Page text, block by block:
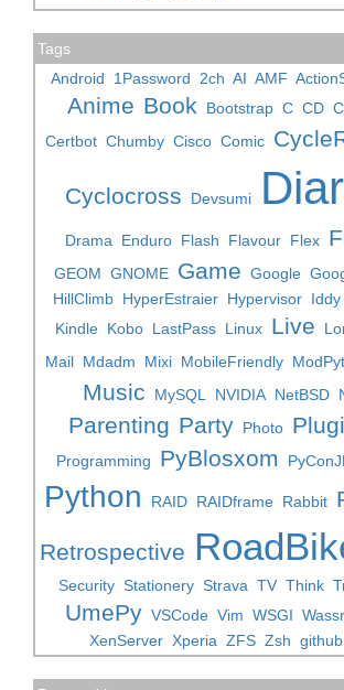
Tags
Android
1Password 2ch AI AMF
Anime Book Bootstrap C CD
Certbot Chumby Cisco Comic
Cyclocross Devsumi
Drama Enduro Flash Flavour Flex
GEOM GNOME Game Google
HillClimb HyperEstraier Hypervisor Iddy
Kindle Kobo LastPass Linux Live
Mail Mdadm Mixi MobileFriendly
Music
MySQL NVIDIA NetBSD
Parenting Party Photo
Programming PyBlosxom
Python RAID RAIDframe Rabbit
Retrospective
Security Stationery Strava TV Think
UmePy VSCode Vim WSGI Wassr
XenServer Xperia ZFS Zsh github